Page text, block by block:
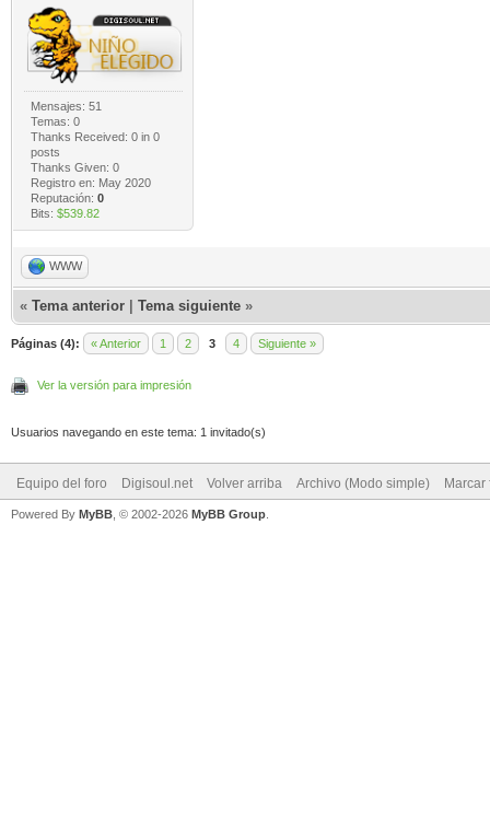
Mensajes: 51
Temas: 0
Thanks Received: 0in 0
posts
Thanks Given: 0
Registro en: May 2020
Reputación: 0
Bits: $539.82
WWW
« Tema anterior Tema siguiente »
Páginas (4): « Anterior 1 2 3 4 Siguiente »
Ver la versión para impresión
Usuarios navegando en este tema: 1 invitado(s)
Equipo del foro Digisoul.net Volver arriba Archivo (Modo simple) Marcar
Powered By MyBB , © 2002-2026 MyBB Group